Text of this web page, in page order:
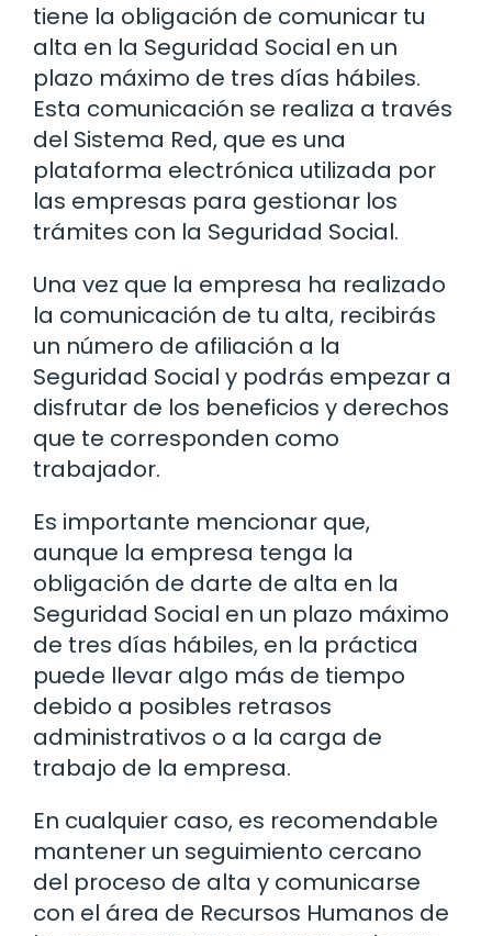
tiene la obligación de comunicar tu
alta en la Seguridad Social en un
plazo máximo de tres días hábiles.
Esta comunicación se realiza a través
del Sistema Red, que es una
plataforma electrónica utilizada por
las empresas para gestionar los
trámites con la Seguridad Social.
Una vez que la empresa ha realizado
la comunicación de tu alta, recibirás
un número de afiliación a la
Seguridad Social y podrás empezar a
disfrutar de los beneficios y derechos
que te corresponden como
trabajador.
Es importante mencionar que,
aunque la empresa tenga la
obligación de darte de alta en la
Seguridad Social en un plazo máximo
de tres días hábiles, en la práctica
puede llevar algo más de tiempo
debido a posibles retrasos
administrativos o a la carga de
trabajo de la empresa.
En cualquier caso, es recomendable
mantener un seguimiento cercano
del proceso de alta y comunicarse
con el área de Recursos Humanos de